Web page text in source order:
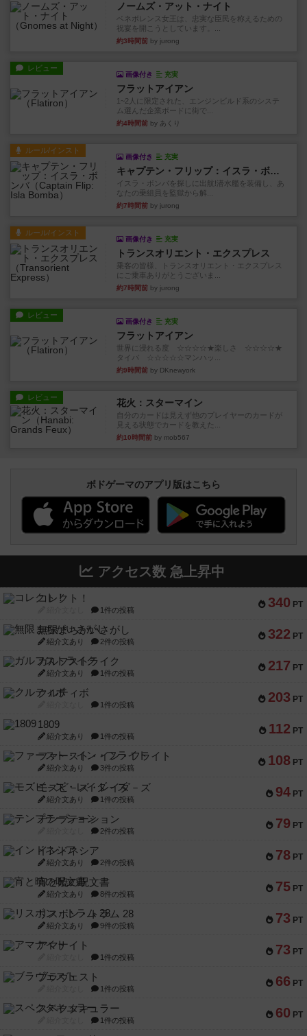
ノームズ・アット・ナイト
ベネボレンス女王は、忠実な臣民を称えるための
祝宴を開こうとしています。...
約3時間前 by jurong
レビュー
画像付き 充実
フラットアイアン
1~2人に限定された、エンジンビルド系のシステ
ム選んだ企業ボードに街で...
約4時間前 by あくり
ルール/インスト
画像付き 充実
キャプテン・フリップ：イスラ・ボンバ
イスラ・ボンバを探しに出航!潜水艦を装備し、あ
なたの乗組員を監獄から解...
約7時間前 by jurong
ルール/インスト
画像付き 充実
トランスオリエント・エクスプレス
乗客の皆様、トランスオリエント・エクスプレス
にご乗車ありがとうございま...
約7時間前 by jurong
レビュー
画像付き 充実
フラットアイアン
世界に浸れる度 ☆☆☆☆★楽しさ ☆☆☆☆★
タイパ ☆☆☆☆☆マンハッ...
約9時間前 by DKnewyork
レビュー 花火：スターマイン
自分のカードは見えず他のプレイヤーのカードが
見える状態でカードを教えた...
約10時間前 by mob567
ボドゲーマのアプリ版はこちら
アクセス数 急上昇中
340 PT
コレクト！
1件の投稿
322 PT
無限まちがいさがし
紹介文あり 2件の投稿
217 PT
ガルフストライク
紹介文あり 1件の投稿
203 PT
クルティボ
1件の投稿
112 PT
1809
紹介文あり 1件の投稿
108 PT
ファースト・イン・フライト
紹介文あり 3件の投稿
94 PT
モズビ－ズ・レイダ－ズ
紹介文あり 1件の投稿
79 PT
テンプテーション
2件の投稿
78 PT
インドネシア
紹介文あり 2件の投稿
75 PT
宵と暁の呪文書
紹介文あり 8件の投稿
73 PT
リスボン・トラム 28
紹介文あり 9件の投稿
73 PT
アマナイト
1件の投稿
66 PT
ブラヴェスト
1件の投稿
60 PT
スペクタキュラー
1件の投稿